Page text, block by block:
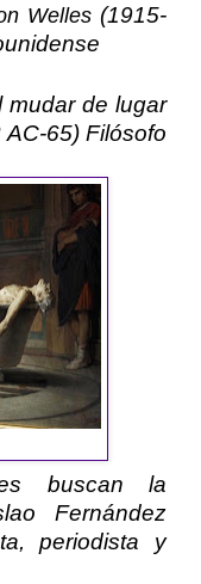
Welles (1915-
mudar de lugar
AC-65) Filósofo
buscan la
Fernández
periodista y